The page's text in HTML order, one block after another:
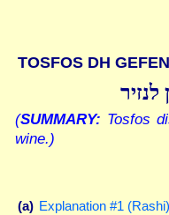
TOSFOS DH
(SUMMARY: Tosfos
wine.)
(a) Explanation #1